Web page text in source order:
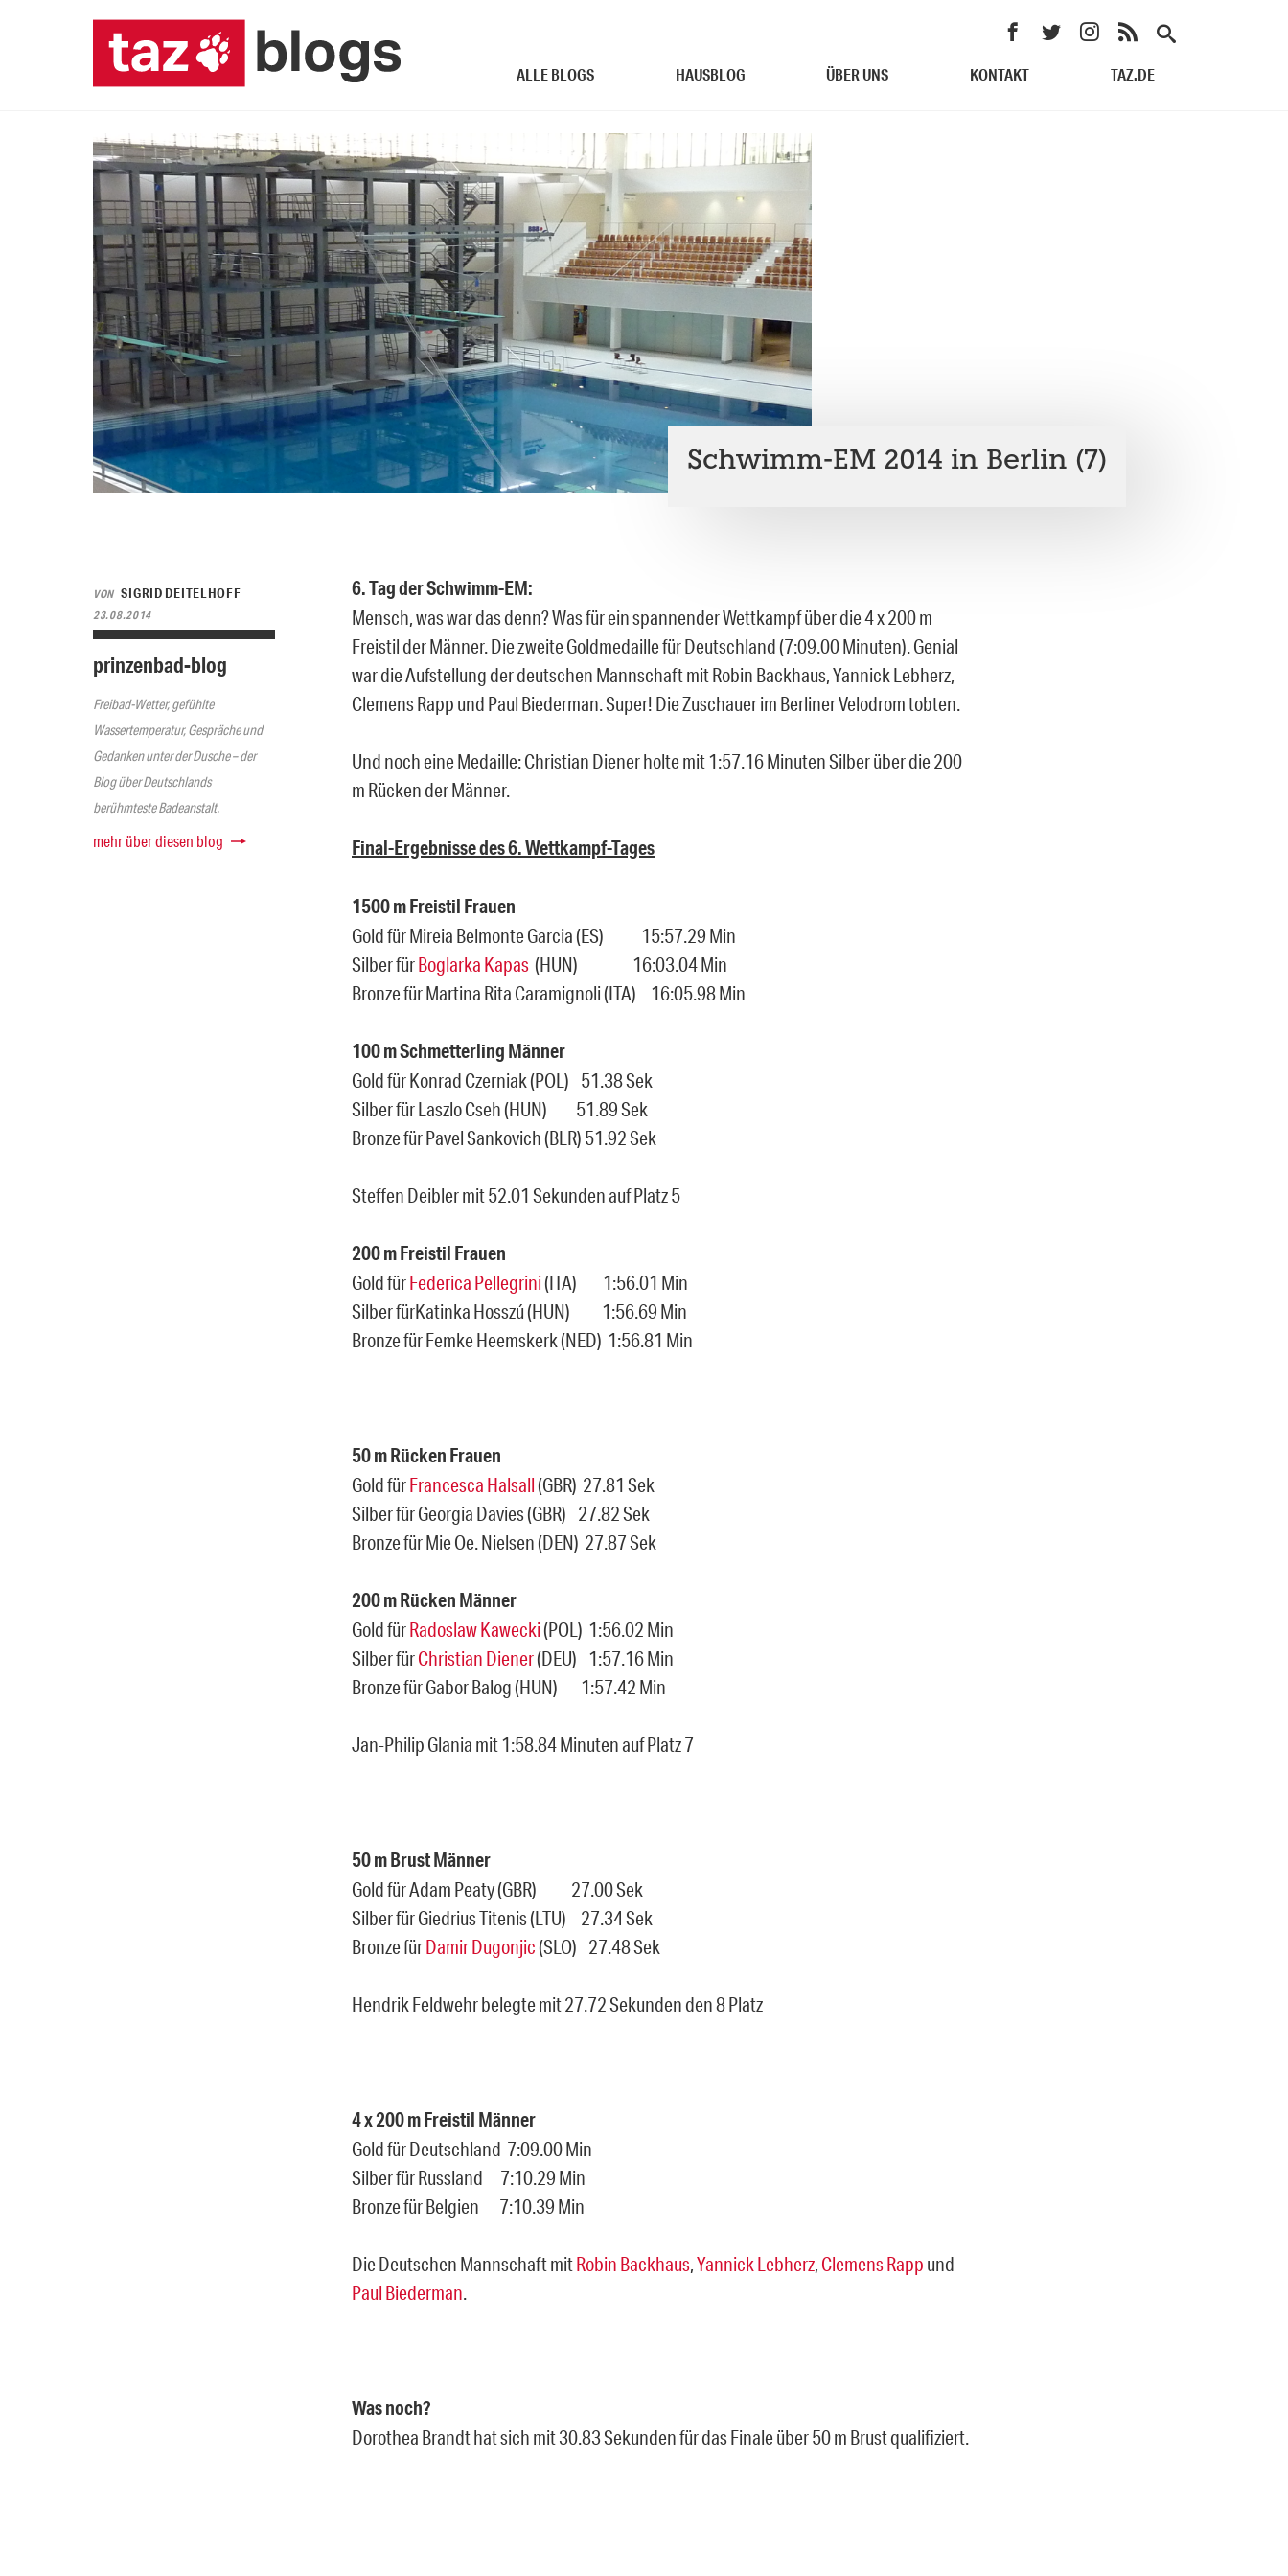
ALLE BLOGS HAUSBLOG ÜBER UNS KONTAKT TAZ.DE
Schwimm-EM 2014 in Berlin (7)
VON SIGRID DEITELHOFF
23.08.2014
prinzenbad-blog
Freibad-Wetter, gefühlte
Wassertemperatur, Gespräche und
Gedanken unter der Dusche – der
Blog über Deutschlands
berühmteste Badeanstalt.
mehr über diesen blog
6. Tag der Schwimm-EM:
Mensch, was war das denn? Was für ein spannender Wettkampf über die 4 x 200 m
Freistil der Männer. Die zweite Goldmedaille für Deutschland (7:09.00 Minuten). Genial
war die Aufstellung der deutschen Mannschaft mit Robin Backhaus, Yannick Lebherz,
Clemens Rapp und Paul Biederman. Super! Die Zuschauer im Berliner Velodrom tobten.
Und noch eine Medaille: Christian Diener holte mit 1:57.16 Minuten Silber über die 200
m Rücken der Männer.
Final-Ergebnisse des 6. Wettkampf-Tages
1500 m Freistil Frauen
Gold für Mireia Belmonte Garcia (ES) 15:57.29 Min
Silber fürBoglarka Kapas (HUN) 16:03.04 Min
Bronze für Martina Rita Caramignoli (ITA) 16:05.98 Min
100 m Schmetterling Männer
Gold für Konrad Czerniak (POL) 51.38 Sek
Silber für Laszlo Cseh (HUN) 51.89 Sek
Bronze für Pavel Sankovich (BLR) 51.92 Sek
Steffen Deibler mit 52.01 Sekunden auf Platz 5
200 m Freistil Frauen
Gold fürFederica Pellegrini(ITA) 1:56.01 Min
Silber fürKatinka Hosszú (HUN) 1:56.69 Min
Bronze für Femke Heemskerk (NED) 1:56.81 Min
50 m Rücken Frauen
Gold fürFrancesca Halsall(GBR) 27.81 Sek
Silber für Georgia Davies (GBR) 27.82 Sek
Bronze für Mie Oe. Nielsen (DEN) 27.87 Sek
200 m Rücken Männer
Gold fürRadoslaw Kawecki(POL) 1:56.02 Min
Silber fürChristian Diener(DEU) 1:57.16 Min
Bronze für Gabor Balog (HUN) 1:57.42 Min
Jan-Philip Glania mit 1:58.84 Minuten auf Platz 7
50 m Brust Männer
Gold für Adam Peaty (GBR) 27.00 Sek
Silber für Giedrius Titenis (LTU) 27.34 Sek
Bronze fürDamir Dugonjic(SLO) 27.48 Sek
Hendrik Feldwehr belegte mit 27.72 Sekunden den 8 Platz
4 x 200 m Freistil Männer
Gold für Deutschland 7:09.00 Min
Silber für Russland 7:10.29 Min
Bronze für Belgien 7:10.39 Min
Die Deutschen Mannschaft mitRobin Backhaus,Yannick Lebherz, Clemens Rapp und
Paul Biederman.
Was noch?
Dorothea Brandt hat sich mit 30.83 Sekunden für das Finale über 50 m Brust qualifiziert.